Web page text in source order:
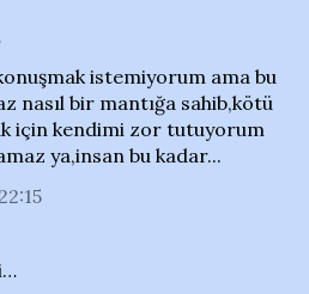
istemiyorum ama bu
nasıl bir mantığa sahib,kötü
için kendimi zor tutuyorum
ya,insan bu kadar...